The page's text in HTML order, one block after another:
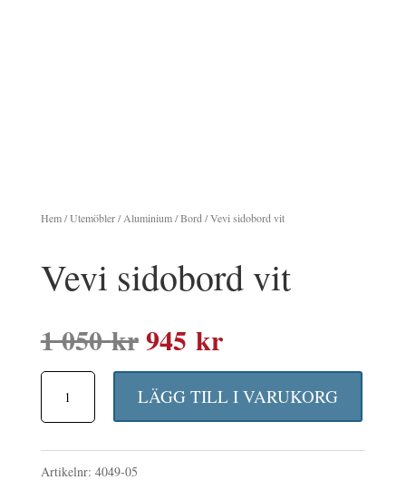
Hem/Utemöbler/Aluminium/Bord / Vevi sidobord vit
Vevi sidobord vit
1 050krDet
ursprungliga
priset
var:
1
945 krDet
nuvarande
priset
är:
945 kr.
sidobord
vit
mängd
LÄGG TILL I VARUKORG
Artikelnr: 4049-05